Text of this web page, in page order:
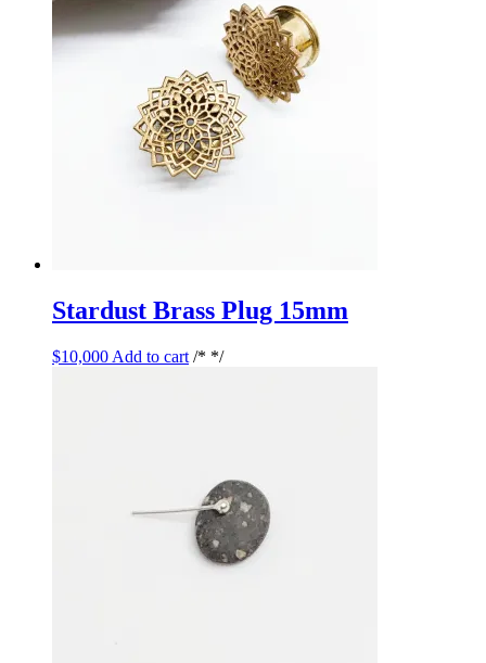
Stardust Brass Plug 15mm
$10,000 Add to cart /* */